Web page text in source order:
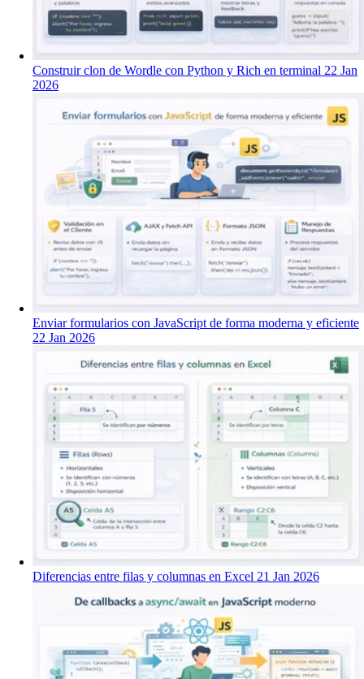
Construir clon de Wordle con Python y Rich en terminal 22 Jan
2026
Enviar formularios con JavaScript de forma moderna y eficiente
22 Jan 2026
Diferencias entre filas y columnas en Excel 21 Jan 2026